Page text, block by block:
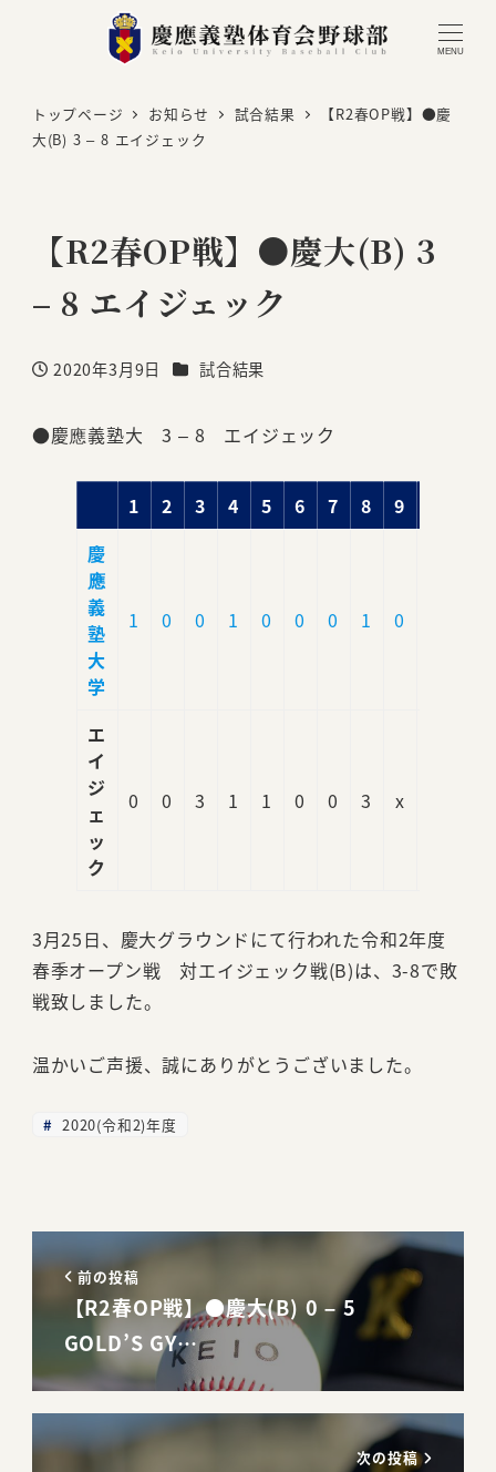
MENU
トップページ お知らせ 試合結果
【R2春OP戦】●慶
大(B) 3 – 8 エイジェック
【R2春OP戦】●慶大(B) 3
– 8 エイジェック
投稿日
2020年3月9日 カテゴリー
試合結果
●慶應義塾大 3 – 8 エイジェック
1 2 3 4 5 6 7 8 9
慶
應
義
塾
大
学
1 0 0 1 0 0 0 1 0
エ
イ
ジ
ェ
ッ
ク
0 0 3 1 1 0 0 3 x
3月25日、慶大グラウンドにて行われた令和2年度
春季オープン戦 対エイジェック戦(B)は、3-8で敗
戦致しました。
温かいご声援、誠にありがとうございました。
2020(令和2)年度
前の投稿
【R2春OP戦】●慶大(B) 0 – 5
GOLD’S GY…
次の投稿